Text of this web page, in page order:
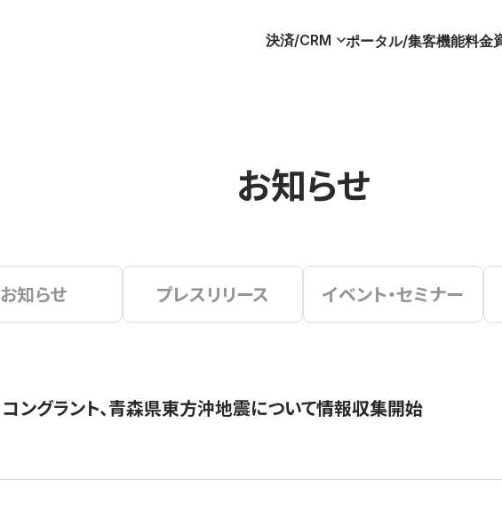
決済/CRM ポータル/集客機能料金
お知らせ
お知らせ プレスリリース イベント・セミナー
コングラント、青森県東方沖地震について情報収集開始